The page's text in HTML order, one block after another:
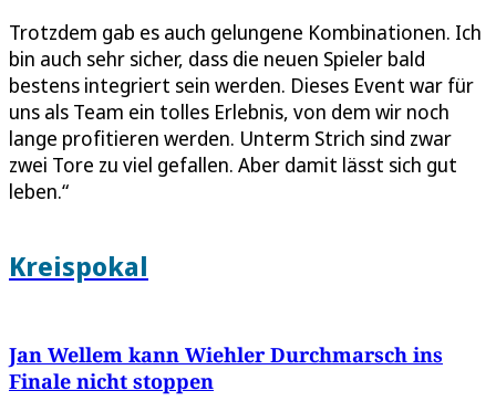
Trotzdem gab es auch gelungene Kombinationen. Ich
bin auch sehr sicher, dass die neuen Spieler bald
bestens integriert sein werden. Dieses Event war für
uns als Team ein tolles Erlebnis, von dem wir noch
lange profitieren werden. Unterm Strich sind zwar
zwei Tore zu viel gefallen. Aber damit lässt sich gut
leben.“
Kreispokal
Jan Wellem kann Wiehler Durchmarsch ins
Finale nicht stoppen